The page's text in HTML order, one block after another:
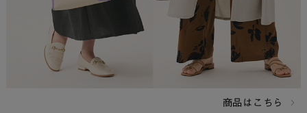
商品はこちら